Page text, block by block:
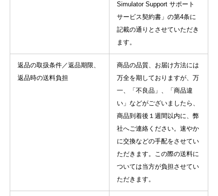
Simulator Support サポート
サービス契約書」の第4条に
記載の通りとさせていただき
ます。
返品の取扱条件／返品期限、
返品時の送料負担
商品の品質、お届け方法には
万全を期しておりますが、万
一、「不良品」、「商品違
い」などがございましたら、
商品到着後１週間以内に、弊
社へご連絡ください。速やか
に交換などの手配をさせてい
ただきます。この際の送料に
ついては当方が負担させてい
ただきます。